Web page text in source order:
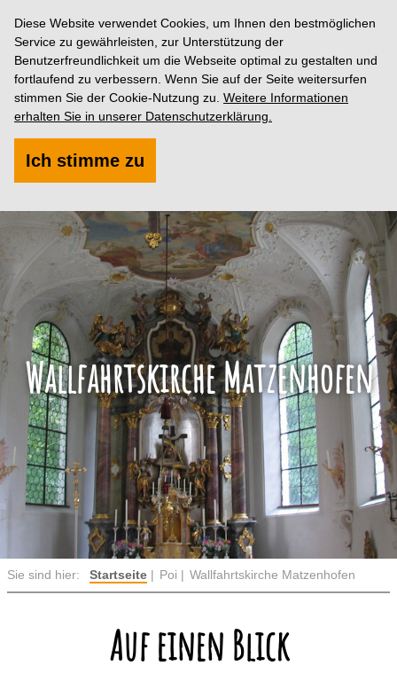
Diese Website verwendet Cookies, um Ihnen den bestmöglichen
Service zu gewährleisten, zur Unterstützung der
Benutzerfreundlichkeit um die Webseite optimal zu gestalten und
fortlaufend zu verbessern. Wenn Sie auf der Seite weitersurfen
stimmen Sie der Cookie-Nutzung zu. Weitere Informationen
erhalten Sie in unserer Datenschutzerklärung.
Ich stimme zu
Wallfahrtskirche Matzenhofen
Sie sind hier: Startseite Poi Wallfahrtskirche Matzenhofen
Auf einen Blick